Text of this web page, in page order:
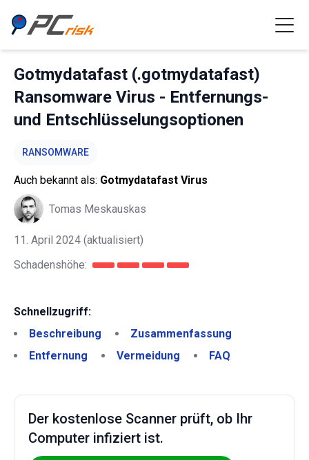
Gotmydatafast (.gotmydatafast)
Ransomware Virus - Entfernungs-
und Entschlüsselungsoptionen
RANSOMWARE
Auch bekannt als: Gotmydatafast Virus
Tomas Meskauskas
11. April 2024 (aktualisiert)
Schadenshöhe:
Schnellzugriff:
Beschreibung
Zusammenfassung
Entfernung
Vermeidung FAQ
Der kostenlose Scanner prüft, ob Ihr
Computer infiziert ist.